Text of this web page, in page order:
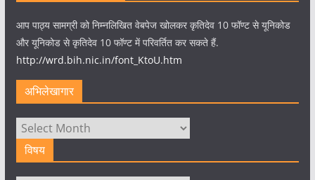
आप पाठ्य सामग्री को निम्नलिखित वेबपेज खोलकर कृतिदेव 10 फॉण्ट से यूनिकोड
और यूनिकोड से कृतिदेव 10 फॉण्ट में परिवर्तित कर सकते हैं.
http://wrd.bih.nic.in/font_KtoU.htm
अभिलेखागार
अभिलेखागार
विषय